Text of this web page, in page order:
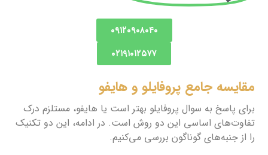
۰۹۱۲۰۹۰۸۰۴۰
۰۲۱۹۱۰۱۲۵۷۷
مقایسه جامع پروفایلو و هایفو
برای پاسخ به سوال پروفایلو بهتر است یا هایفو، مستلزم درک
تفاوت‌های اساسی این دو روش است. در ادامه، این دو تکنیک
را از جنبه‌های گوناگون بررسی می‌کنیم.